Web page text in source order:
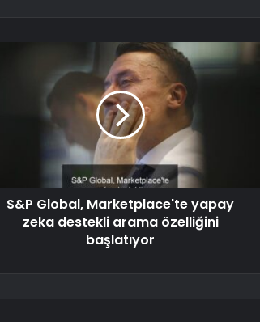
S&P Global, Marketplace'te yapay
zeka destekli arama özelliğini
başlatıyor